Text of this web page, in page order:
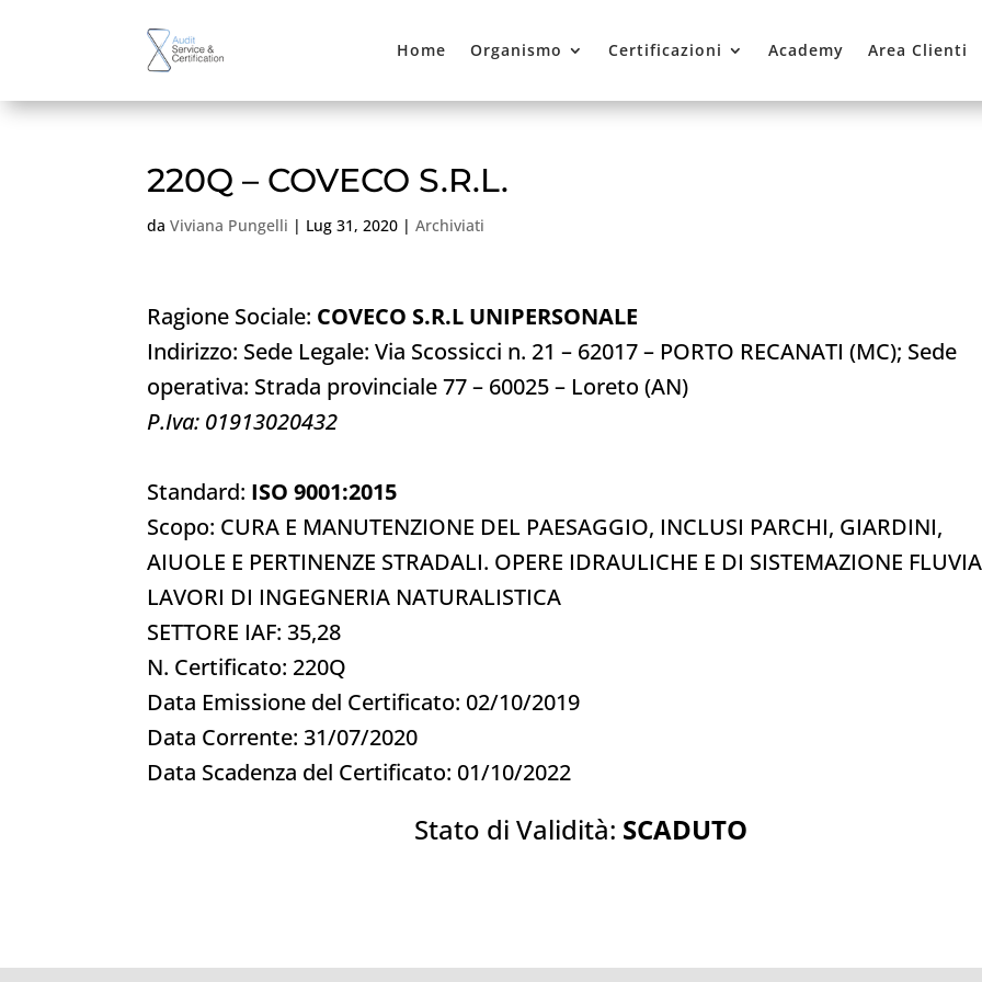
Home Organismo Certificazioni Academy Area Clienti
220Q – COVECO S.R.L.
daViviana Pungelli | Lug 31, 2020 |Archiviati
Ragione Sociale: COVECO S.R.L UNIPERSONALE
Indirizzo: Sede Legale: Via Scossicci n. 21 – 62017 – PORTO RECANATI (MC); Sede
operativa: Strada provinciale 77 – 60025 – Loreto (AN)
P.Iva: 01913020432
Standard: ISO 9001:2015
Scopo: CURA E MANUTENZIONE DEL PAESAGGIO, INCLUSI PARCHI, GIARDINI,
AIUOLE E PERTINENZE STRADALI. OPERE IDRAULICHE E DI SISTEMAZIONE
LAVORI DI INGEGNERIA NATURALISTICA
SETTORE IAF: 35,28
N. Certificato: 220Q
Data Emissione del Certificato: 02/10/2019
Data Corrente: 31/07/2020
Data Scadenza del Certificato: 01/10/2022
Stato di Validità: SCADUTO